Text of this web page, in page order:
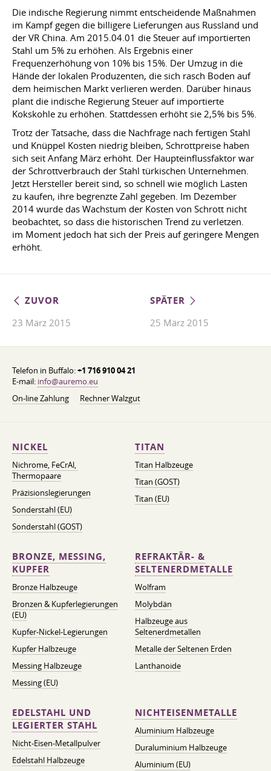
Die indische Regierung nimmt entscheidende Maßnahmen
im Kampf gegen die billigere Lieferungen aus Russland und
der VR China. Am 2015.04.01 die Steuer auf importierten
Stahl um 5% zu erhöhen. Als Ergebnis einer
Frequenzerhöhung von 10% bis 15%. Der Umzug in die
Hände der lokalen Produzenten, die sich rasch Boden auf
dem heimischen Markt verlieren werden. Darüber hinaus
plant die indische Regierung Steuer auf importierte
Kokskohle zu erhöhen. Stattdessen erhöht sie 2,5% bis 5%.
Trotz der Tatsache, dass die Nachfrage nach fertigen Stahl
und Knüppel Kosten niedrig bleiben, Schrottpreise haben
sich seit Anfang März erhöht. Der Haupteinflussfaktor war
der Schrottverbrauch der Stahl türkischen Unternehmen.
Jetzt Hersteller bereit sind, so schnell wie möglich Lasten
zu kaufen, ihre begrenzte Zahl gegeben. Im Dezember
2014 wurde das Wachstum der Kosten von Schrott nicht
beobachtet, so dass die historischen Trend zu verletzen.
im Moment jedoch hat sich der Preis auf geringere Mengen
erhöht.
ZUVOR
23 März 2015
SPÄTER
25 März 2015
Telefon in Buffalo:+1 716 910 04 21
E-mail: info@auremo.eu
On-line Zahlung
Rechner Walzgut
NICKEL
Nichrome, FeСrAl, ​​
Thermopaare
Präzisionslegierungen
Sonderstahl (EU)
Sonderstahl (GOST)
TITAN
Titan Halbzeuge
Titan (GOST)
Titan (EU)
BRONZE, MESSING,
KUPFER
Bronze Halbzeuge
Bronzen & Kupferlegierungen
(EU)
Kupfer-Nickel-Legierungen
Kupfer Halbzeuge
Messing Halbzeuge
Messing (EU)
REFRAKTÄR- &
SELTENERDMETALLE
Wolfram
Molybdän
Halbzeuge aus
Seltenerdmetallen
Metalle der Seltenen Erden
Lanthanoide
EDELSTAHL UND
LEGIERTER STAHL
Nicht-Eisen-Metallpulver
Edelstahl Halbzeuge
NICHTEISENMETALLE
Aluminium Halbzeuge
Duraluminium Halbzeuge
Aluminium (EU)